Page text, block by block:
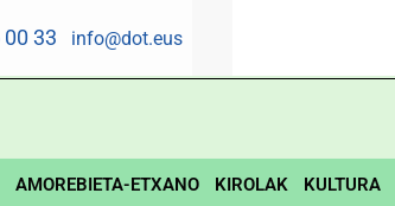
00 33 info@dot.eus
AMOREBIETA-ETXANO KIROLAK KULTURA